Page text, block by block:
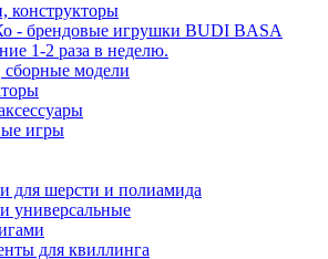
конструкторы
- брендовые игрушки BUDI BASA
1-2 раза в неделю.
модели
игры
для шерсти и полиамида
универсальные
для квиллинга